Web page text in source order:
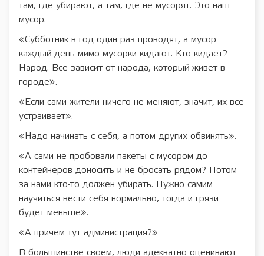
там, где убирают, а там, где не мусорят. Это наш
мусор.
«Субботник в год один раз проводят, а мусор
каждый день мимо мусорки кидают. Кто кидает?
Народ. Все зависит от народа, который живёт в
городе».
«Если сами жители ничего не меняют, значит, их всё
устраивает».
«Надо начинать с себя, а потом других обвинять».
«А сами не пробовали пакеты с мусором до
контейнеров доносить и не бросать рядом? Потом
за нами кто-то должен убирать. Нужно самим
научиться вести себя нормально, тогда и грязи
будет меньше».
«А причём тут администрация?»
В большинстве своём, люди адекватно оценивают